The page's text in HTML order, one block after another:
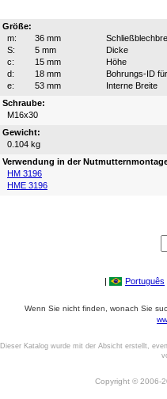
Größe:
m:
36 mm
S:
5 mm
Dicke
c:
15 mm
Höhe
d:
18 mm
Bohrungs-ID
e:
53 mm
Interne Breite
Schraube:
M16x30
Gewicht:
0.104 kg
Verwendung in der
HM 3196
HME 3196
| Português
Wenn Sie nicht finden, wonach Sie
Dieser Katalog wurde mit der Absicht erstellt,
Copyright © 2006-